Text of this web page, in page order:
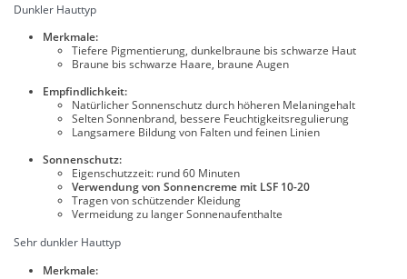
Dunkler Hauttyp
Merkmale:
Tiefere Pigmentierung, dunkelbraune bis schwarze Haut
Braune bis schwarze Haare, braune Augen
Empfindlichkeit:
Natürlicher Sonnenschutz durch höheren Melaningehalt
Selten Sonnenbrand, bessere Feuchtigkeitsregulierung
Langsamere Bildung von Falten und feinen Linien
Sonnenschutz:
Eigenschutzzeit: rund 60 Minuten
Verwendung von Sonnencreme mit LSF 10-20
Tragen von schützender Kleidung
Vermeidung zu langer Sonnenaufenthalte
Sehr dunkler Hauttyp
Merkmale: